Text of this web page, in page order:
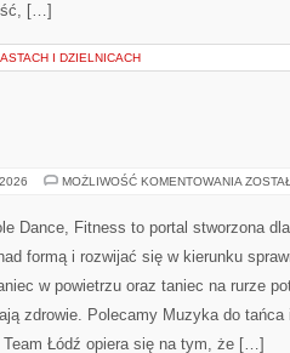
tym, abyś mogła popatrzeć na swoją
perspektywy, znaleźć działające
nauczyć się rozmawiać tak, by
buduje zainteresowanie w relacji:
I DZIELNICACH
TAŃCA
Dream Team Łódź – Aerial, Pole